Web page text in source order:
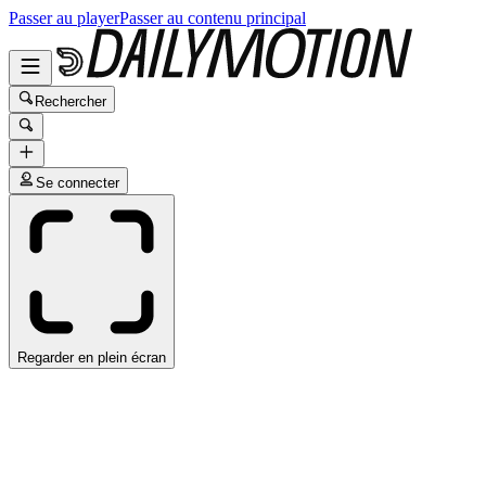
Passer au playerPasser au contenu principal
Rechercher
Se connecter
Regarder en plein écran